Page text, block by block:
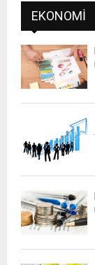
EKONOMI